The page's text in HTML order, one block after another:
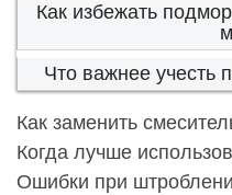
Как избежать
Что важнее учесть
Как заменить
Когда лучше
Ошибки при